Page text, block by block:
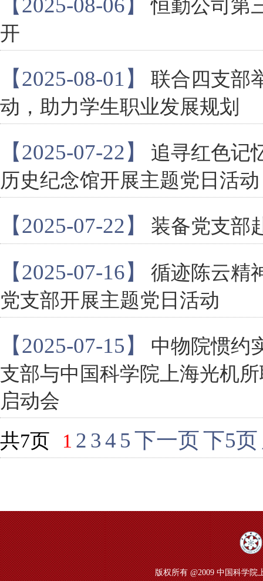
【2025-08-06】
恒勤公司第
开
【2025-08-01】
联合四支部
动，助力学生职业发展规划
【2025-07-22】
追寻红色记
历史纪念馆开展主题党日活动
【2025-07-22】 装备党支部
【2025-07-16】
循迹陈云精
党支部开展主题党日活动
【2025-07-15】
中物院惯约
支部与中国科学院上海光机
启动会
共7页
1 2 34 5下一页下5页
版权所有 @2009 中国科学院